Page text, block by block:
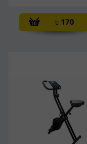
170
₪